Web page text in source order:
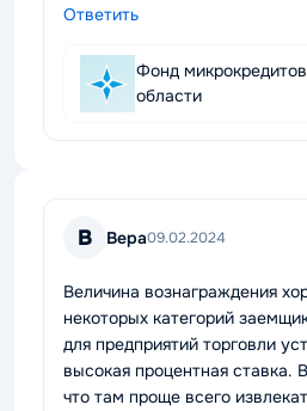
Ответить
Фонд
области
В Вера09.02.2024
Величина вознаграждения
некоторых категорий
для предприятий торговли
высокая процентная ставка.
что там проще всего